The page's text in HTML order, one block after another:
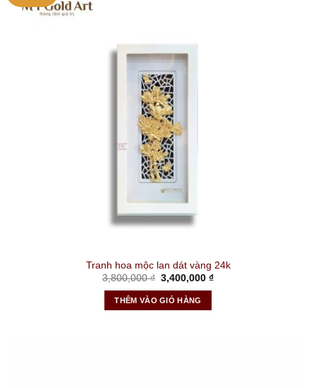
Tranh hoa mộc lan dát vàng 24k
3,800,000₫ Giá
là:
3,800,000 ₫.
3,400,000₫Giá
THÊM VÀO GIỎ HÀNG